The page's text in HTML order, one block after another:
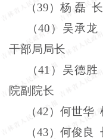
（39）杨 磊
（40 ） 吴承龙
干部局局长
（41 ）吴德胜
院副院长
（42）何世华
（43）何俊良